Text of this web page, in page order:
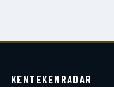
KENTEKENRADAR